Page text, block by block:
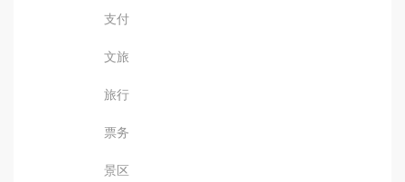
支付
文旅
旅行
票务
景区